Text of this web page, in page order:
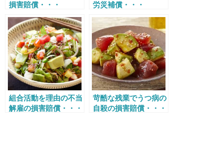
損害賠償・・・
労災補償・・・
組合活動を理由の不当
解雇の損害賠償・・・
苛酷な残業でうつ病の
自殺の損害賠償・・・